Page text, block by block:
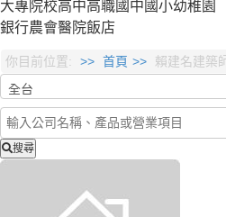
大專院校高中高職國中 國小幼稚園
銀行農會醫院飯店
你目前位置: 首頁 賴建名建築
搜尋